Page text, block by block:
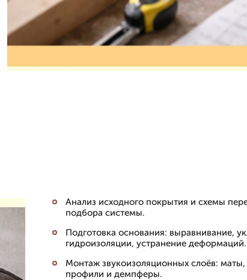
Анализ исходного покрытия и схемы
подбора системы.
Подготовка основания: выравнивание,
гидроизоляции, устранение деформаций.
Монтаж звукоизоляционных слоёв:
профили и демпферы.